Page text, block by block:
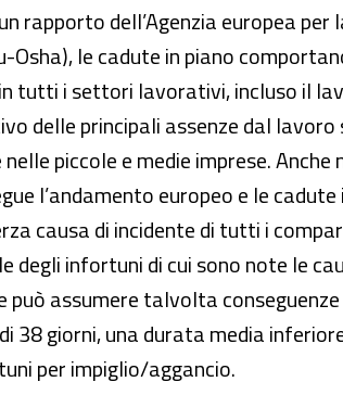
uno studio sulla
rapporto dell’Agenzia europea per
Osha), le cadute in piano
tutti i settori lavorativi, incluso il
delle principali assenze dal lavoro
piccole e medie imprese. Anche
l’andamento europeo e le cadute
causa di incidente di tutti i
degli infortuni di cui sono note le
può assumere talvolta
38 giorni, una durata media
per impiglio/aggancio.